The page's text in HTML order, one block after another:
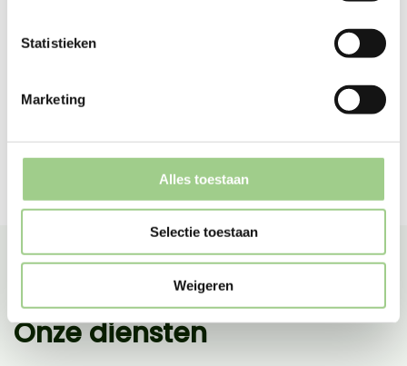
Statistieken
Marketing
Alles toestaan
Selectie toestaan
Weigeren
Onze diensten